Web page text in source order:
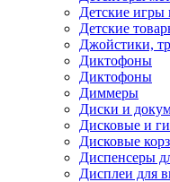
Детские
Детские
Джойстики,
Диктофоны
Диктофоны
Диммеры
Диски и
Дисковые и
Дисковые
Диспенсеры
Дисплеи для